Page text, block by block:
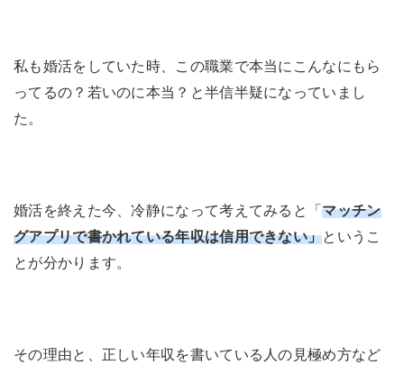
私も婚活をしていた時、この職業で本当にこんなにもら
ってるの？若いのに本当？と半信半疑になっていまし
た。
婚活を終えた今、冷静になって考えてみると「マッチン
グアプリで書かれている年収は信用できない」というこ
とが分かります。
その理由と、正しい年収を書いている人の見極め方など